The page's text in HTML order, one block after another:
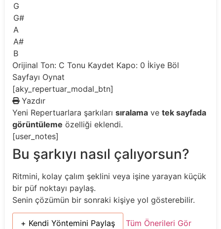
G
G#
A
A#
B
Orijinal Ton: C Tonu Kaydet Kapo: 0 İkiye Böl
Sayfayı Oynat
[aky_repertuar_modal_btn]
Yazdır
Yeni Repertuarlara şarkıları sıralama ve tek sayfada
görüntüleme özelliği eklendi.
[user_notes]
Bu şarkıyı nasıl çalıyorsun?
Ritmini, kolay çalım şeklini veya işine yarayan küçük
bir püf noktayı paylaş.
Senin çözümün bir sonraki kişiye yol gösterebilir.
+ Kendi Yöntemini Paylaş
Tüm Önerileri Gör